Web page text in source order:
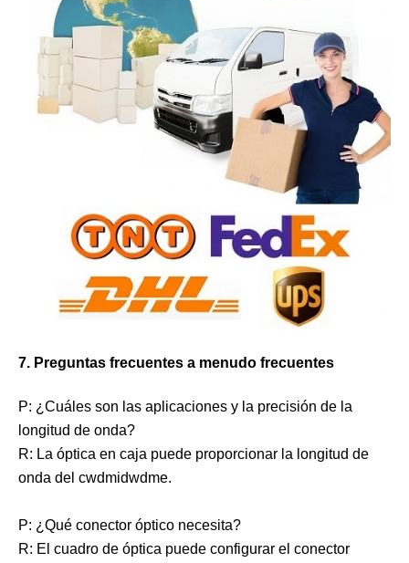
7. Preguntas frecuentes a menudo frecuentes
P: ¿Cuáles son las aplicaciones y la precisión de la
longitud de onda?
R: La óptica en caja puede proporcionar la longitud de
onda del cwdmidwdme.
P: ¿Qué conector óptico necesita?
R: El cuadro de óptica puede configurar el conector